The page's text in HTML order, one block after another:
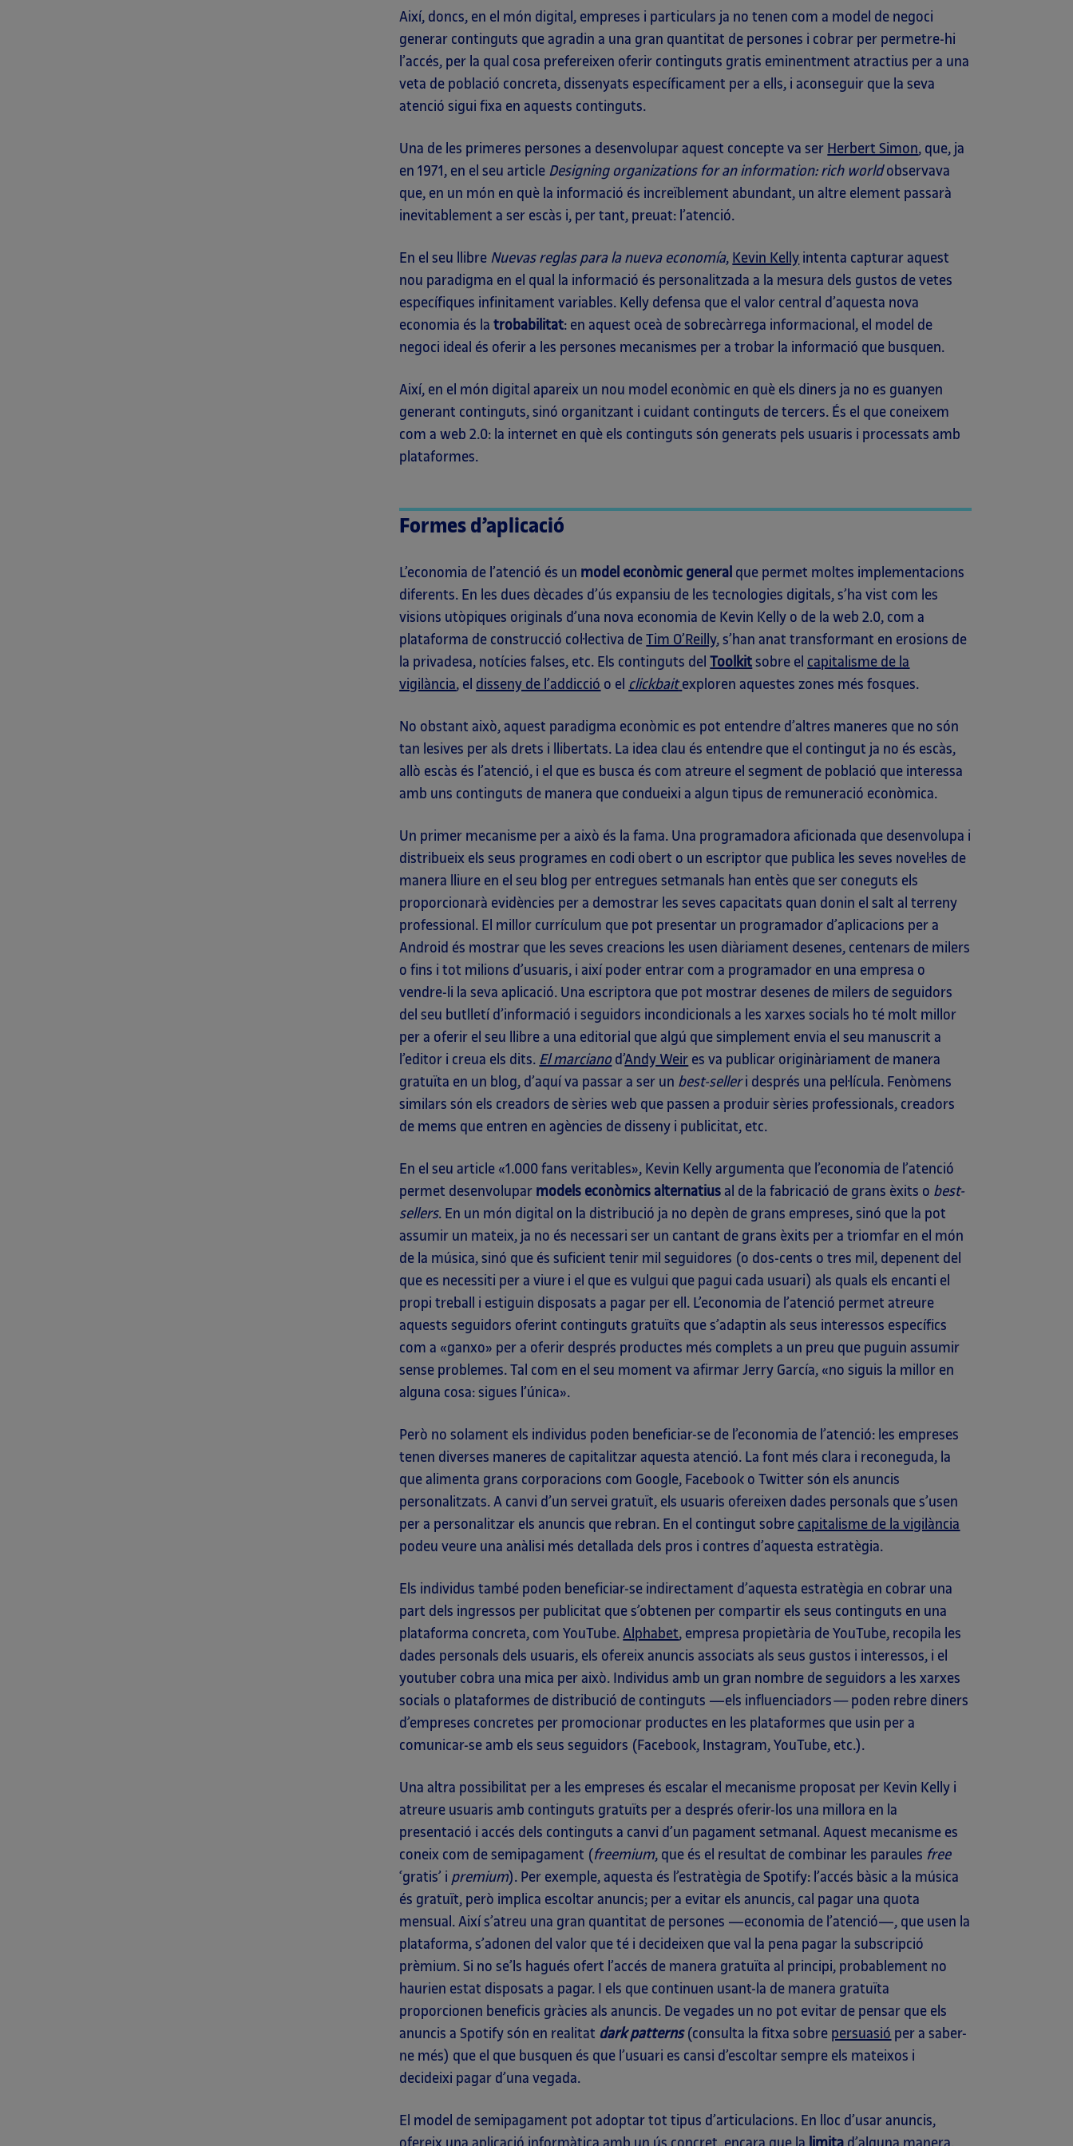
Així, doncs, en el món digital, empreses i particulars ja no tenen com a model de negoci
generar continguts que agradin a una gran quantitat de persones i cobrar per permetre-hi
l’accés, per la qual cosa prefereixen oferir continguts gratis eminentment atractius per a una
veta de població concreta, dissenyats específicament per a ells, i aconseguir que la seva
atenció sigui fixa en aquests continguts.
Una de les primeres persones a desenvolupar aquest concepte va ser Herbert Simon, que, ja
en 1971, en el seu article Designing organizations for an information: rich worldobservava
que, en un món en què la informació és increïblement abundant, un altre element passarà
inevitablement a ser escàs i, per tant, preuat: l’atenció.
En el seu llibre Nuevas reglas para la nueva economía, Kevin Kelly intenta capturar aquest
nou paradigma en el qual la informació és personalitzada a la mesura dels gustos de vetes
específiques infinitament variables. Kelly defensa que el valor central d’aquesta nova
economia és latrobabilitat: en aquest oceà de sobrecàrrega informacional, el model de
negoci ideal és oferir a les persones mecanismes per a trobar la informació que busquen.
Així, en el món digital apareix un nou model econòmic en què els diners ja no es guanyen
generant continguts, sinó organitzant i cuidant continguts de tercers. És el que coneixem
com a web 2.0: la internet en què els continguts són generats pels usuaris i processats amb
plataformes.
Formes d’aplicació
L’economia de l’atenció és un model econòmic general que permet moltes implementacions
diferents. En les dues dècades d’ús expansiu de les tecnologies digitals, s’ha vist com les
visions utòpiques originals d’una nova economia de Kevin Kelly o de la web 2.0, com a
plataforma de construcció col·lectiva deTim O’Reilly, s’han anat transformant en erosions de
la privadesa, notícies falses, etc. Els continguts delToolkit sobre el capitalisme de la
vigilància, el disseny de l’addicció o el clickbait exploren aquestes zones més fosques.
No obstant això, aquest paradigma econòmic es pot entendre d’altres maneres que no són
tan lesives per als drets i llibertats. La idea clau és entendre que el contingut ja no és escàs,
allò escàs és l’atenció, i el que es busca és com atreure el segment de població que interessa
amb uns continguts de manera que condueixi a algun tipus de remuneració econòmica.
Un primer mecanisme per a això és la fama. Una programadora aficionada que desenvolupa i
distribueix els seus programes en codi obert o un escriptor que publica les seves novel·les de
manera lliure en el seu blog per entregues setmanals han entès que ser coneguts els
proporcionarà evidències per a demostrar les seves capacitats quan donin el salt al terreny
professional. El millor currículum que pot presentar un programador d’aplicacions per a
Android és mostrar que les seves creacions les usen diàriament desenes, centenars de milers
o fins i tot milions d’usuaris, i així poder entrar com a programador en una empresa o
vendre-li la seva aplicació. Una escriptora que pot mostrar desenes de milers de seguidors
del seu butlletí d’informació i seguidors incondicionals a les xarxes socials ho té molt millor
per a oferir el seu llibre a una editorial que algú que simplement envia el seu manuscrit a
l’editor i creua els dits. El marcianod’Andy Weir es va publicar originàriament de manera
gratuïta en un blog, d’aquí va passar a ser un best-selleri després una pel·lícula. Fenòmens
similars són els creadors de sèries web que passen a produir sèries professionals, creadors
de mems que entren en agències de disseny i publicitat, etc.
En el seu article «1.000 fans veritables», Kevin Kelly argumenta que l’economia de l’atenció
permet desenvolupar models econòmics alternatius al de la fabricació de grans èxits o best-
sellers. En un món digital on la distribució ja no depèn de grans empreses, sinó que la pot
assumir un mateix, ja no és necessari ser un cantant de grans èxits per a triomfar en el món
de la música, sinó que és suficient tenir mil seguidores (o dos-cents o tres mil, depenent del
que es necessiti per a viure i el que es vulgui que pagui cada usuari) als quals els encanti el
propi treball i estiguin disposats a pagar per ell. L’economia de l’atenció permet atreure
aquests seguidors oferint continguts gratuïts que s’adaptin als seus interessos específics
com a «ganxo» per a oferir després productes més complets a un preu que puguin assumir
sense problemes. Tal com en el seu moment va afirmar Jerry García, «no siguis la millor en
alguna cosa: sigues l’única».
Però no solament els individus poden beneficiar-se de l’economia de l’atenció: les empreses
tenen diverses maneres de capitalitzar aquesta atenció. La font més clara i reconeguda, la
que alimenta grans corporacions com Google, Facebook o Twitter són els anuncis
personalitzats. A canvi d’un servei gratuït, els usuaris ofereixen dades personals que s’usen
per a personalitzar els anuncis que rebran. En el contingut sobre capitalisme de la vigilància
podeu veure una anàlisi més detallada dels pros i contres d’aquesta estratègia.
Els individus també poden beneficiar-se indirectament d’aquesta estratègia en cobrar una
part dels ingressos per publicitat que s’obtenen per compartir els seus continguts en una
plataforma concreta, com YouTube.Alphabet, empresa propietària de YouTube, recopila les
dades personals dels usuaris, els ofereix anuncis associats als seus gustos i interessos, i el
youtuber cobra una mica per això. Individus amb un gran nombre de seguidors a les xarxes
socials o plataformes de distribució de continguts —els influenciadors—poden rebre diners
d’empreses concretes per promocionar productes en les plataformes que usin per a
comunicar-se amb els seus seguidors (Facebook, Instagram, YouTube, etc.).
Una altra possibilitat per a les empreses és escalar el mecanisme proposat per Kevin Kelly i
atreure usuaris amb continguts gratuïts per a després oferir-los una millora en la
presentació i accés dels continguts a canvi d’un pagament setmanal. Aquest mecanisme es
coneix com de semipagament (freemium, que és el resultat de combinar les paraules free
‘gratis’ i premium). Per exemple, aquesta és l’estratègia de Spotify: l’accés bàsic a la música
és gratuït, però implica escoltar anuncis; per a evitar els anuncis, cal pagar una quota
mensual. Així s’atreu una gran quantitat de persones —economia de l’atenció—, que usen la
plataforma, s’adonen del valor que té i decideixen que val la pena pagar la subscripció
prèmium. Si no se’ls hagués ofert l’accés de manera gratuïta al principi, probablement no
haurien estat disposats a pagar. I els que continuen usant-la de manera gratuïta
proporcionen beneficis gràcies als anuncis. De vegades un no pot evitar de pensar que els
anuncis a Spotify són en realitat dark patterns(consulta la fitxa sobre persuasió per a saber-
ne més) que el que busquen és que l’usuari es cansi d’escoltar sempre els mateixos i
decideixi pagar d’una vegada.
El model de semipagament pot adoptar tot tipus d’articulacions. En lloc d’usar anuncis,
ofereix una aplicació informàtica amb un ús concret, encara que la limita d’alguna manera.